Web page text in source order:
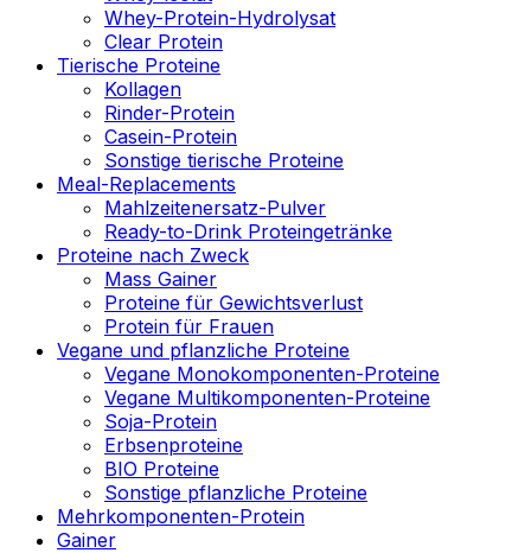
Whey-Protein-Hydrolysat
Clear Protein
Tierische Proteine
Kollagen
Rinder-Protein
Casein-Protein
Sonstige tierische Proteine
Meal-Replacements
Mahlzeitenersatz-Pulver
Ready-to-Drink Proteingetränke
Proteine nach Zweck
Mass Gainer
Proteine für Gewichtsverlust
Protein für Frauen
Vegane und pflanzliche Proteine
Vegane Monokomponenten-Proteine
Vegane Multikomponenten-Proteine
Soja-Protein
Erbsenproteine
BIO Proteine
Sonstige pflanzliche Proteine
Mehrkomponenten-Protein
Gainer